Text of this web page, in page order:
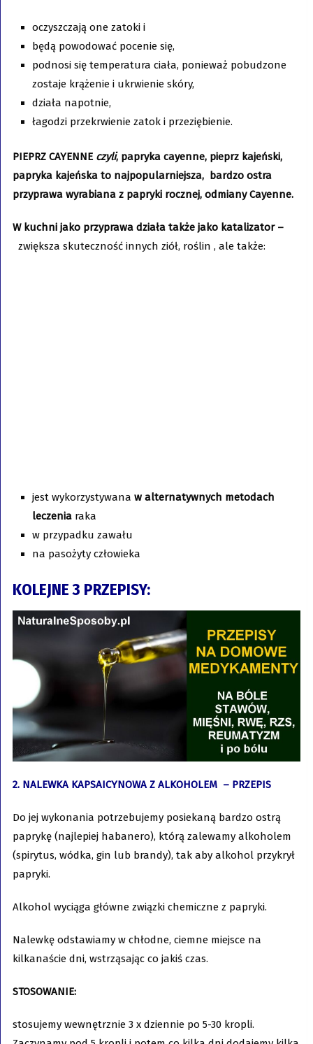
oczyszczają one zatoki i
będą powodować pocenie się,
podnosi się temperatura ciała, ponieważ pobudzone
zostaje krążenie i ukrwienie skóry,
działa napotnie,
łagodzi przekrwienie zatok i przeziębienie.
PIEPRZ CAYENNE czyli, papryka cayenne, pieprz kajeński,
papryka kajeńska to najpopularniejsza, bardzo ostra
przyprawa wyrabiana z papryki rocznej, odmiany Cayenne.
W kuchni jako przyprawa działa także jako katalizator –
zwiększa skuteczność innych ziół, roślin , ale także:
jest wykorzystywanaw alternatywnych metodach
leczenia raka
w przypadku zawału
na pasożyty człowieka
KOLEJNE 3 PRZEPISY:
2. NALEWKA KAPSAICYNOWA Z ALKOHOLEM – PRZEPIS
Do jej wykonania potrzebujemy posiekaną bardzo ostrą
paprykę (najlepiej habanero), którą zalewamy alkoholem
(spirytus, wódka, gin lub brandy), tak aby alkohol przykrył
papryki.
Alkohol wyciąga główne związki chemiczne z papryki.
Nalewkę odstawiamy w chłodne, ciemne miejsce na
kilkanaście dni, wstrząsając co jakiś czas.
STOSOWANIE:
stosujemy wewnętrznie 3 x dziennie po 5-30 kropli.